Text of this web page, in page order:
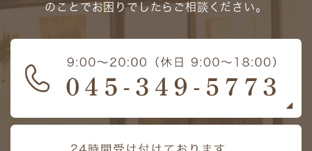
のことでお困りでしたらご相談ください。